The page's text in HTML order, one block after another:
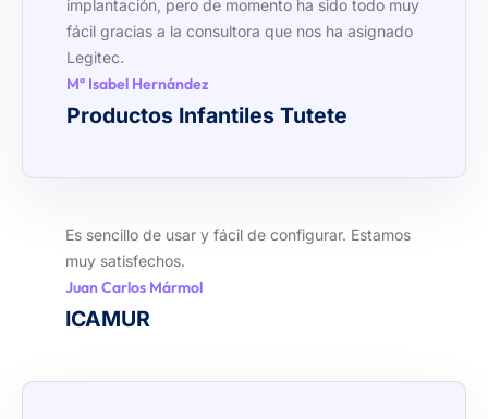
implantación, pero de momento ha sido todo muy
fácil gracias a la consultora que nos ha asignado
Legitec.
Mª Isabel Hernández
Productos Infantiles Tutete
Es sencillo de usar y fácil de configurar. Estamos
muy satisfechos.
Juan Carlos Mármol
ICAMUR